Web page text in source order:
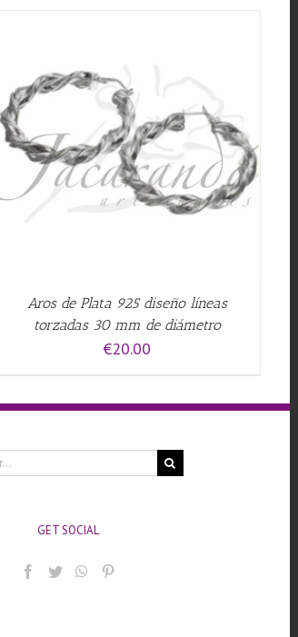
Aros de Plata 925 diseño líneas
torzadas 30 mm de diámetro
€20.00
GET SOCIAL